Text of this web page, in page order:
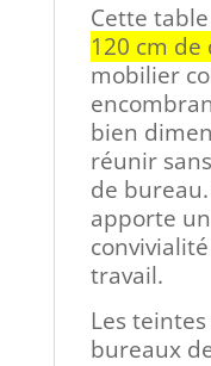
Cette
120 cm
mobilier
bien
réunir
de
apporte
travail.
Les
bureaux